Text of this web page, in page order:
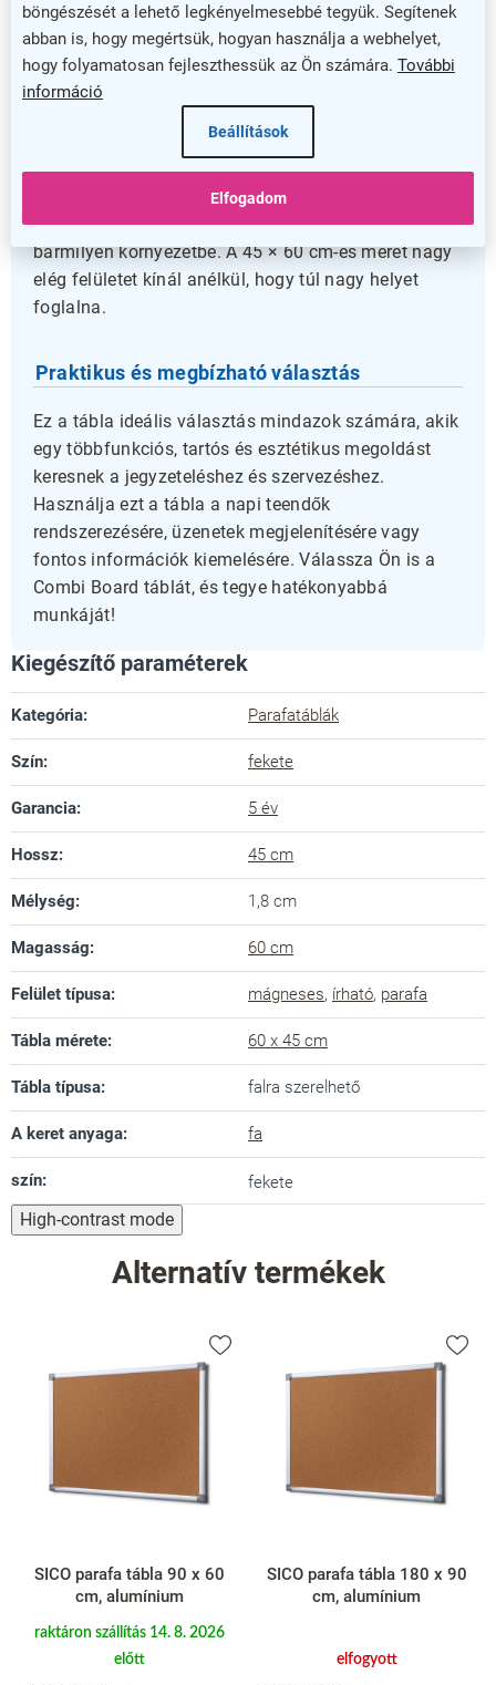
böngészését a lehető legkényelmesebbé tegyük. Segítenek
abban is, hogy megértsük, hogyan használja a webhelyet,
hogy folyamatosan fejleszthessük az Ön számára. További
információ
Beállítások
Elfogadom
stílust irodájában vagy otthonában. A kombinált
mágneses és parafa felület lehetővé teszi, hogy
egyszerre ragasszon rögzítsen fontos
dokumentumokat, és írjon jegyzeteket vagy
A fa keret nemcsak tartósságot, hanem természetes
kinézetet is biztosít, amely harmonikusan illeszkedik
bármilyen környezetbe. A 45 × 60 cm-es méret nagy
elég felületet kínál anélkül, hogy túl nagy helyet
foglalna.
Praktikus és megbízható választás
Ez a tábla ideális választás mindazok számára, akik
egy többfunkciós, tartós és esztétikus megoldást
keresnek a jegyzeteléshez és szervezéshez.
Használja ezt a tábla a napi teendők
rendszerezésére, üzenetek megjelenítésére vagy
fontos információk kiemelésére. Válassza Ön is a
Combi Board táblát, és tegye hatékonyabbá
munkáját!
Kiegészítő paraméterek
Kategória: Parafatáblák
Szín: fekete
Garancia: 5 év
Hossz: 45 cm
Mélység: 1,8 cm
Magasság: 60 cm
Felület típusa: mágneses, írható, parafa
Tábla mérete: 60 x 45 cm
Tábla típusa: falra szerelhető
A keret anyaga: fa
szín: fekete
High-contrast mode
Alternatív termékek
SICO parafa tábla 90 x 60
cm, alumínium
raktáron szállítás 14. 8. 2026
előtt
SICO parafa tábla 180 x 90
cm, alumínium
elfogyott